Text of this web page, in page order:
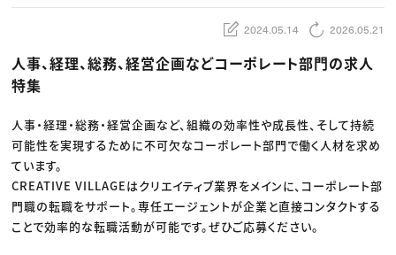
動画配信・映像制作
ディレクション
業界解説・キャリア事情
お役立ち基礎知識
ゲームクリエイター
映像クリエイター
マーケッター
C＆R Magazine
ニュース・トレンド
Web
映像
ゲーム・エンタメ
広告
出版
CREATIVE VILLAGEからのお知らせ
2024.05.14 2026.05.21
人事、経理、総務、経営企画などコーポレート部門の求人
特集
人事・経理・総務・経営企画など、組織の効率性や成長性、そして持続
可能性を実現するために不可欠なコーポレート部門で働く人材を求め
ています。
CREATIVE VILLAGEはクリエイティブ業界をメインに、コーポレート部
門職の転職をサポート。専任エージェントが企業と直接コンタクトする
ことで効率的な転職活動が可能です。ぜひご応募ください。